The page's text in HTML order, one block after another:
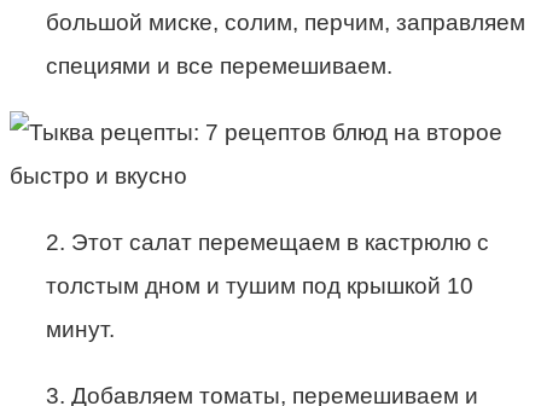
большой миске, солим, перчим, заправляем
специями и все перемешиваем.
2. Этот салат перемещаем в кастрюлю с
толстым дном и тушим под крышкой 10
минут.
3. Добавляем томаты, перемешиваем и